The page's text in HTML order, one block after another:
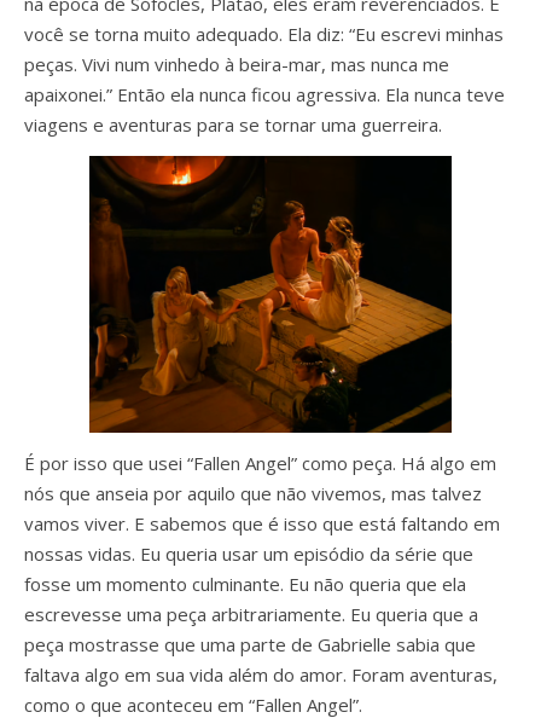
você se torna muito adequado. Ela diz: “Eu escrevi minhas
peças. Vivi num vinhedo à beira-mar, mas nunca me
apaixonei.” Então ela nunca ficou agressiva. Ela nunca teve
viagens e aventuras para se tornar uma guerreira.
É por isso que usei “Fallen Angel” como peça. Há algo em
nós que anseia por aquilo que não vivemos, mas talvez
vamos viver. E sabemos que é isso que está faltando em
nossas vidas. Eu queria usar um episódio da série que
fosse um momento culminante. Eu não queria que ela
escrevesse uma peça arbitrariamente. Eu queria que a
peça mostrasse que uma parte de Gabrielle sabia que
faltava algo em sua vida além do amor. Foram aventuras,
como o que aconteceu em “Fallen Angel”.